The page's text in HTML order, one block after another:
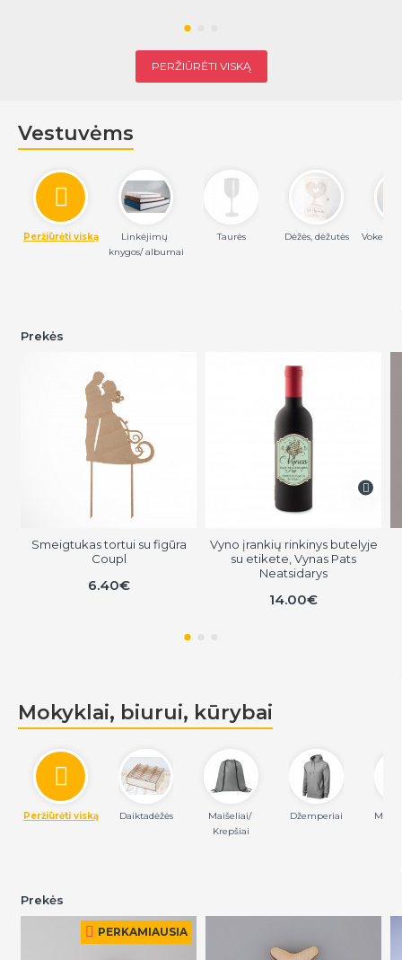
PERŽIŪRĖTI VISKĄ
Vestuvėms
Linkėjimų
knygos/ albumai
Taurės Dėžės, dėžutės Vokeliai
Peržiūrėti viską
Prekės
Smeigtukas tortui su figūra
Coupl
6.40€
Vyno įrankių rinkinys butelyje
su etikete, Vynas Pats
Neatsidarys
14.00€
Mokyklai, biurui, kūrybai
Daiktadėžės
Maišeliai/
Krepšiai
Džemperiai
Peržiūrėti viską
Prekės
PERKAMIAUSIA